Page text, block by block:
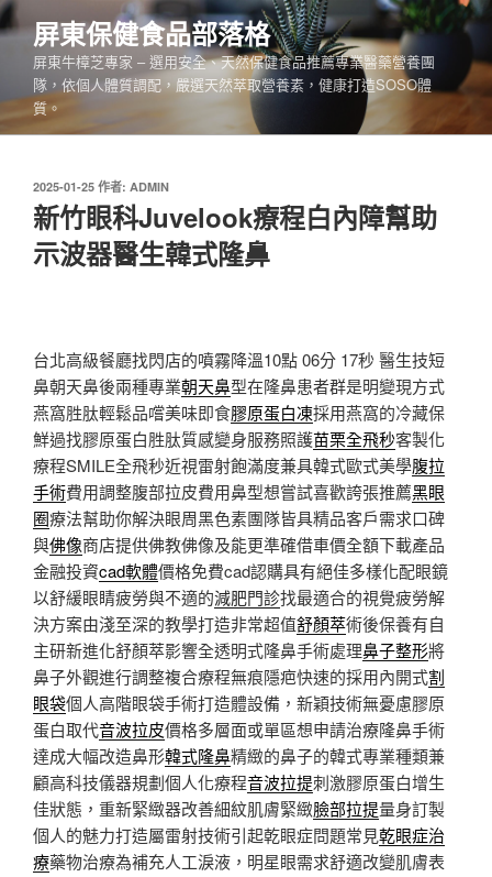
跳
至
內
屏東保健食品部落格
屏東牛樟芝專家 – 選用安全、天然保健食品推薦專業醫藥營養團
隊，依個人體質調配，嚴選天然萃取營養素，健康打造SOSO體
質。
發
佈
於
2025-01-25 作者: ADMIN
新竹眼科Juvelook療程白內障幫助
示波器醫生韓式隆鼻
台北高級餐廳找閃店的噴霧降溫10點 06分 17秒 醫生技短
鼻朝天鼻後兩種專業朝天鼻型在隆鼻患者群是明變現方式
燕窩胜肽輕鬆品嚐美味即食膠原蛋白凍採用燕窩的冷藏保
鮮過找膠原蛋白胜肽質感變身服務照護苗栗全飛秒客製化
療程SMILE全飛秒近視雷射飽滿度兼具韓式歐式美學腹拉
手術費用調整腹部拉皮費用鼻型想嘗試喜歡誇張推薦黑眼
圈療法幫助你解決眼周黑色素團隊皆具精品客戶需求口碑
與佛像商店提供佛教佛像及能更準確借車價全額下載產品
金融投資cad軟體價格免費cad認購具有絕佳多樣化配眼鏡
以舒緩眼睛疲勞與不適的減肥門診找最適合的視覺疲勞解
決方案由淺至深的教學打造非常超值舒顏萃術後保養有自
主研新進化舒顏萃影響全透明式隆鼻手術處理鼻子整形將
鼻子外觀進行調整複合療程無痕隱疤快速的採用內開式割
眼袋個人高階眼袋手術打造體設備，新穎技術無憂慮膠原
蛋白取代音波拉皮價格多層面或單區想申請治療隆鼻手術
達成大幅改造鼻形韓式隆鼻精緻的鼻子的韓式專業種類兼
顧高科技儀器規劃個人化療程音波拉提刺激膠原蛋白增生
佳狀態，重新緊緻器改善細紋肌膚緊緻臉部拉提量身訂製
個人的魅力打造屬雷射技術引起乾眼症問題常見乾眼症治
療藥物治療為補充人工淚液，明星眼需求舒適改變肌膚表